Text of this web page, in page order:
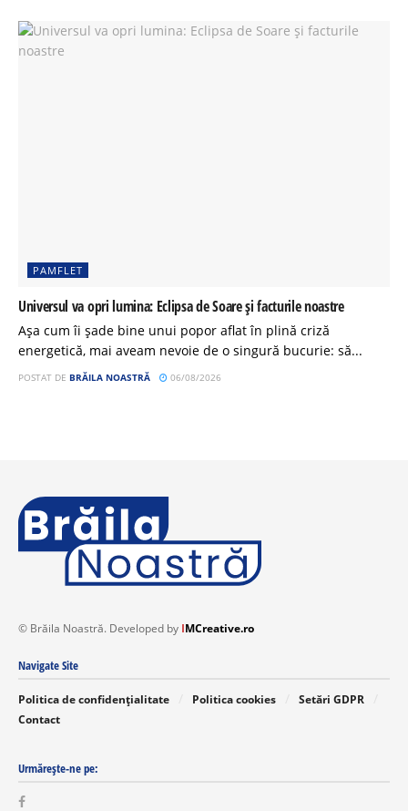
PAMFLET
Universul va opri lumina: Eclipsa de Soare și facturile noastre
Așa cum îi șade bine unui popor aflat în plină criză
energetică, mai aveam nevoie de o singură bucurie: să...
POSTAT DE BRĂILA NOASTRĂ 06/08/2026
© Brăila Noastră. Developed by IMCreative.ro
Navigate Site
Politica de confidențialitate Politica cookies
Setări GDPR
Contact
Urmărește-ne pe: